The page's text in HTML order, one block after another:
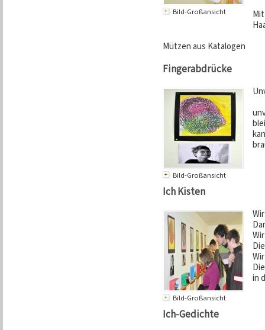
Bild-Großansicht
Mützen aus Katalogen
Fingerabdrücke
Bild-Großansicht
Ich Kisten
Bild-Großansicht
in
Ich-Gedichte